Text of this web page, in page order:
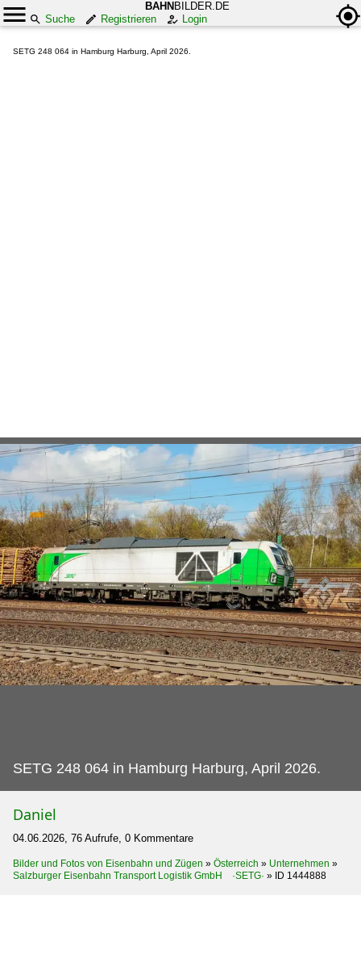
BAHN BILDER.DE
Suche
Registrieren Login
SETG 248 064 in Hamburg Harburg, April 2026.
SETG 248 064 in Hamburg Harburg, April 2026.
Daniel
04.06.2026, 76 Aufrufe, 0 Kommentare
Bilder und Fotos von Eisenbahn und Zügen » Österreich » Unternehmen »
Salzburger Eisenbahn Transport Logistik GmbH ·SETG· » ID 1444888